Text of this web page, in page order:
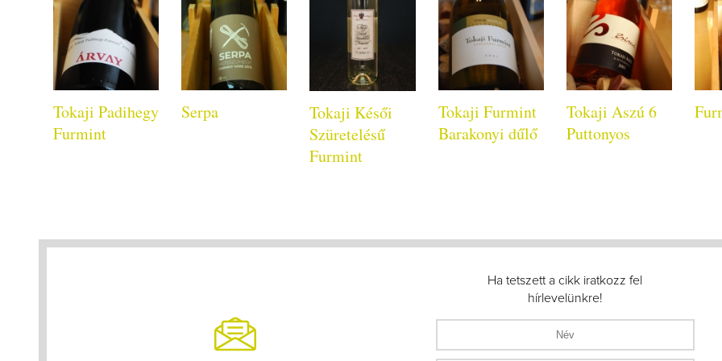
Tokaji Padihegy
Furmint
Serpa
Tokaji Késői
Szüretelésű
Furmint
Tokaji Furmint
Barakonyi dűlő
Tokaji Aszú 6
Puttonyos
Ha tetszett a cikk iratkozz fel
hírlevelünkre!